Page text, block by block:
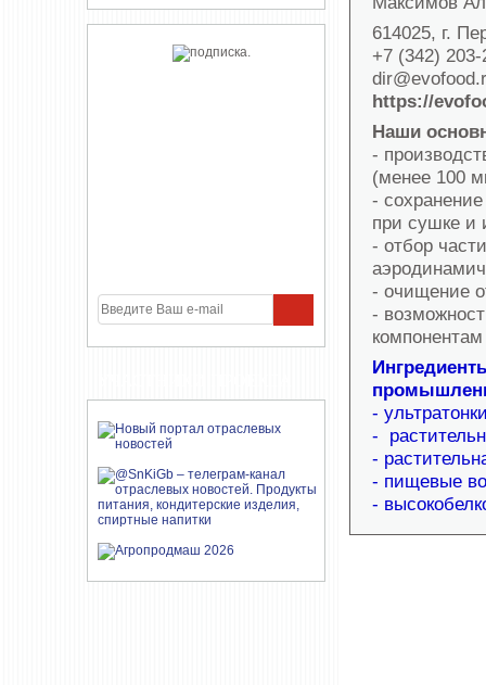
614025, г.
+7 (342)
https://
Наши
-
(менее 100
-
при сушке и
- отбор
- очищение
-
-
-
-
- пищевые
-